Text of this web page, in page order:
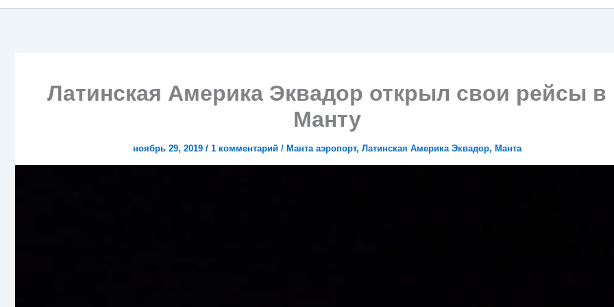
Латинская Америка Эквадор открыл свои рейсы в
Манту
ноябрь 29, 2019 / 1 комментарий / Манта аэропорт, Латинская Америка Эквадор, Манта